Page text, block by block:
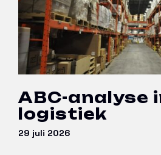
ABC-analyse
logistiek
29 juli 2026